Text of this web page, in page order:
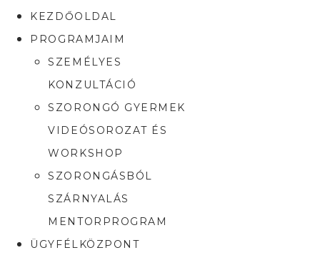
KEZDŐOLDAL
PROGRAMJAIM
SZEMÉLYES
KONZULTÁCIÓ
SZORONGÓ GYERMEK
VIDEÓSOROZAT ÉS
WORKSHOP
SZORONGÁSBÓL
SZÁRNYALÁS
MENTORPROGRAM
ÜGYFÉLKÖZPONT